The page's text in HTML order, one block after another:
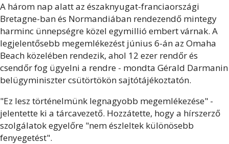
A három nap alatt az északnyugat-franciaországi
Bretagne-ban és Normandiában rendezendő mintegy
harminc ünnepségre közel egymillió embert várnak. A
legjelentősebb megemlékezést június 6-án az Omaha
Beach közelében rendezik, ahol 12 ezer rendőr és
csendőr fog ügyelni a rendre - mondta Gérald Darmanin
belügyminiszter csütörtökön sajtótájékoztatón.
"Ez lesz történelmünk legnagyobb megemlékezése" -
jelentette ki a tárcavezető. Hozzátette, hogy a hírszerző
szolgálatok egyelőre "nem észleltek különösebb
fenyegetést".